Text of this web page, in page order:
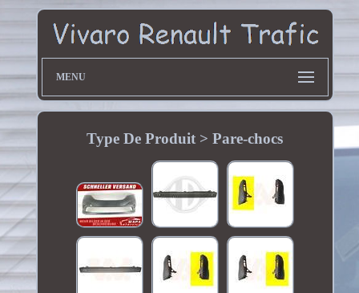
MENU
Type De Produit > Pare-chocs